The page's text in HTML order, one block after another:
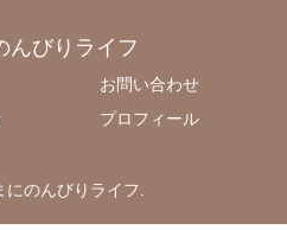
んびりライフ
お問い合わせ
プロフィール
のんびりライフ.